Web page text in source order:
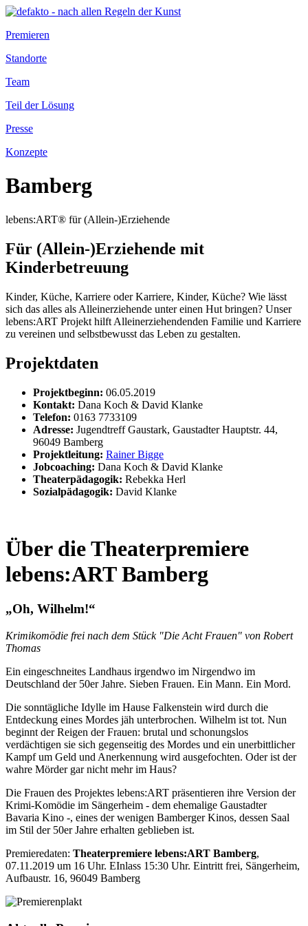
Premieren
Standorte
Team
Teil der Lösung
Presse
Konzepte
Bamberg
lebens:ART® für (Allein-)Erziehende
Für (Allein-)Erziehende mit
Kinderbetreuung
Kinder, Küche, Karriere oder Karriere, Kinder, Küche? Wie lässt
sich das alles als Alleinerziehende unter einen Hut bringen? Unser
lebens:ART Projekt hilft Alleinerziehendenden Familie und Karriere
zu vereinen und selbstbewusst das Leben zu gestalten.
Projektdaten
Projektbeginn: 06.05.2019
Kontakt: Dana Koch & David Klanke
Telefon: 0163 7733109
Adresse: Jugendtreff Gaustark, Gaustadter Hauptstr. 44,
96049 Bamberg
Projektleitung: Rainer Bigge
Jobcoaching: Dana Koch & David Klanke
Theaterpädagogik: Rebekka Herl
Sozialpädagogik: David Klanke
Über die Theaterpremiere
lebens:ART Bamberg
„Oh, Wilhelm!“
Krimikomödie frei nach dem Stück "Die Acht Frauen" von Robert
Thomas
Ein eingeschneites Landhaus irgendwo im Nirgendwo im
Deutschland der 50er Jahre. Sieben Frauen. Ein Mann. Ein Mord.
Die sonntägliche Idylle im Hause Falkenstein wird durch die
Entdeckung eines Mordes jäh unterbrochen. Wilhelm ist tot. Nun
beginnt der Reigen der Frauen: brutal und schonungslos
verdächtigen sie sich gegenseitig des Mordes und ein unerbittlicher
Kampf um Geld und Anerkennung wird ausgefochten. Oder ist der
wahre Mörder gar nicht mehr im Haus?
Die Frauen des Projektes lebens:ART präsentieren ihre Version der
Krimi-Komödie im Sängerheim - dem ehemalige Gaustadter
Bavaria Kino -, eines der wenigen Bamberger Kinos, dessen Saal
im Stil der 50er Jahre erhalten geblieben ist.
Premieredaten: Theaterpremiere lebens:ART Bamberg,
07.11.2019 um 16 Uhr. EInlass 15:30 Uhr. Eintritt frei, Sängerheim,
Aufbaustr. 16, 96049 Bamberg